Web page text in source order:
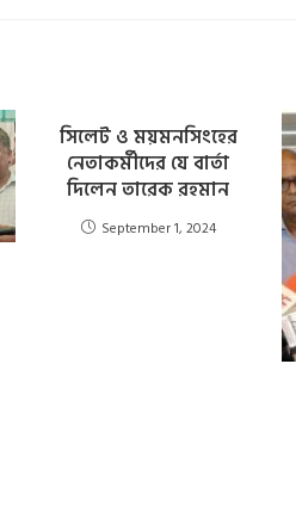
সিলেট ও ময়মনসিংহের
নেতাকর্মীদের যে বার্তা
দিলেন তারেক রহমান
September 1, 2024